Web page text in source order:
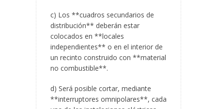
c) Los **cuadros secundarios de
distribución** deberán estar
colocados en **locales
independientes** o en el interior de
un recinto construido con **material
no combustible**.
d) Será posible cortar, mediante
**interruptores omnipolares**, cada